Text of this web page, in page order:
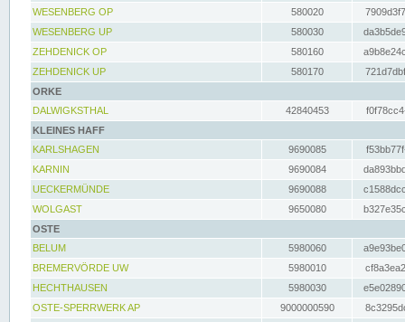
WESENBERG OP
580020
WESENBERG UP
580030
ZEHDENICK OP
580160
ZEHDENICK UP
580170
ORKE
DALWIGKSTHAL
42840453
KLEINES HAFF
KARLSHAGEN
9690085
KARNIN
9690084
UECKERMÜNDE
9690088
WOLGAST
9650080
OSTE
BELUM
5980060
BREMERVÖRDE UW
5980010
HECHTHAUSEN
5980030
OSTE-SPERRWERK AP
9000000590